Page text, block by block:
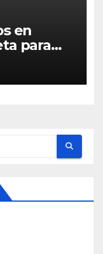
en
para